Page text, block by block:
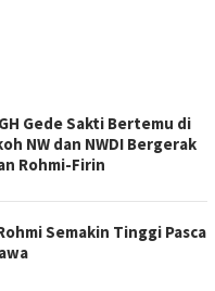
Gede Sakti Bertemu di
NW dan NWDI Bergerak
Rohmi-Firin
Semakin Tinggi Pasca